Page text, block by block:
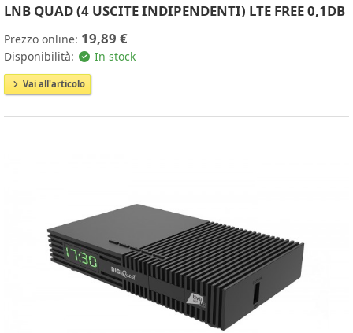
LNB QUAD (4 USCITE INDIPENDENTI) LTE FREE 0,1DB
Prezzo online: 19,89 €
Disponibilità: In stock
Vai all'articolo